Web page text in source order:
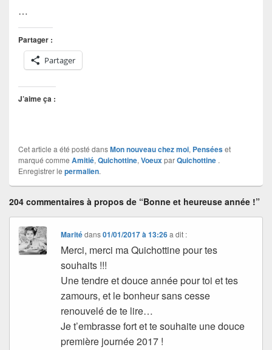
…
Partager :
Partager
J’aime ça :
Cet article a été posté dansMon nouveau chez moi, Penséeset
marqué comme Amitié, Quichottine, VoeuxparQuichottine .
Enregistrer le permalien.
204 commentaires à propos de “Bonne et heureuse année !”
Maritédans01/01/2017 à 13:26 a dit :
Merci, merci ma Quichottine pour tes
souhaits !!!
Une tendre et douce année pour toi et tes
zamours, et le bonheur sans cesse
renouvelé de te lire…
Je t’embrasse fort et te souhaite une douce
première journée 2017 !